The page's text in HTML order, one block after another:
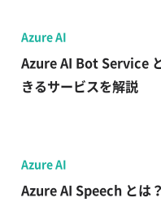
Azure AI
Azure AI Bot Service とは？メリットや料金、連携で
きるサービスを解説
Azure AI
Azure AI Speech とは